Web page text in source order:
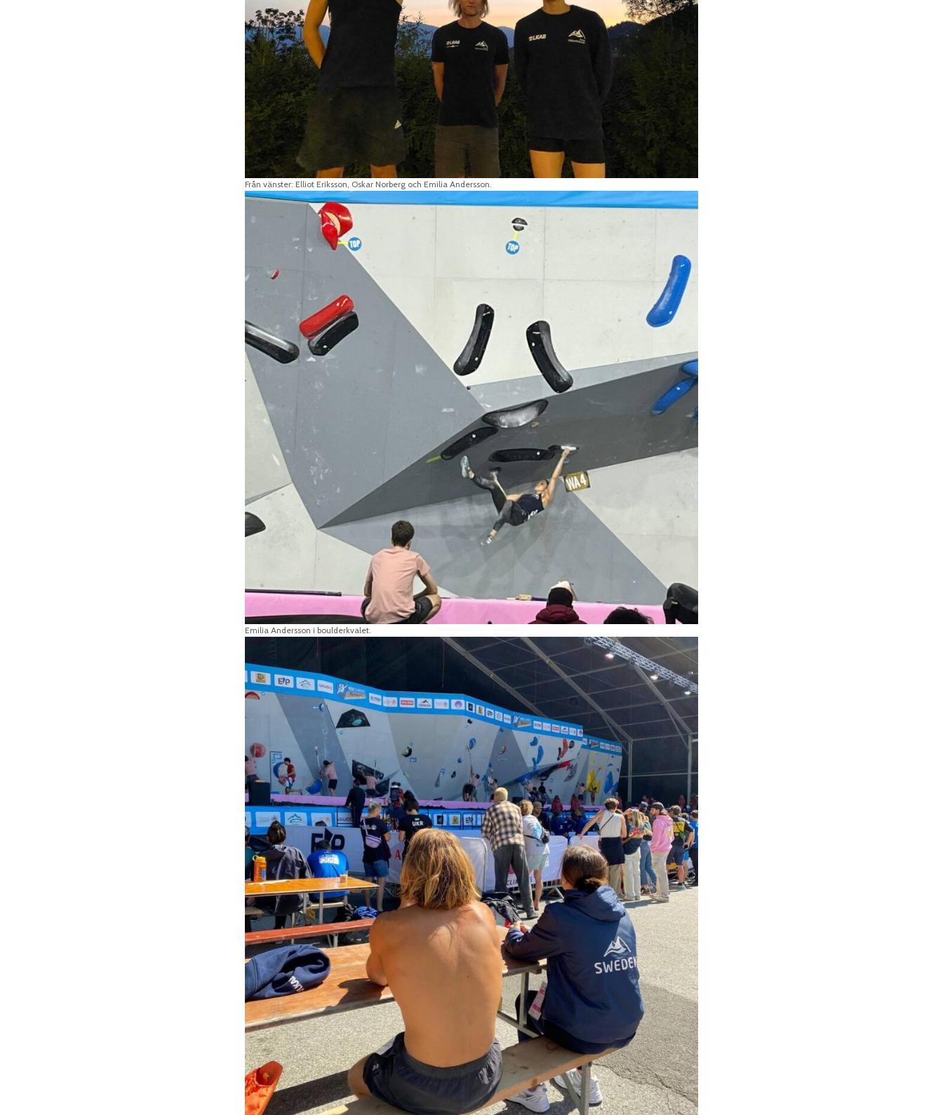
Från vänster: Elliot Eriksson, Oskar Norberg och Emilia Andersson.
Emilia Andersson i boulderkvalet.